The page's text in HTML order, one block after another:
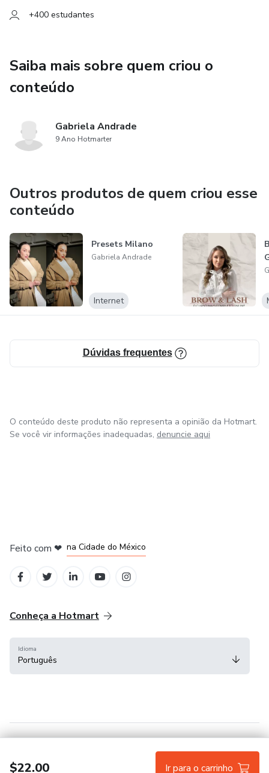
🖋️ Seja para vender, presentear ou tornar sua marca ainda
mais exclusiva, este curso é perfeito para quem quer criar
+400 estudantes
Saiba mais sobre quem criou o
conteúdo
Gabriela Andrade
9 Ano Hotmarter
Outros produtos de quem criou esse
conteúdo
Presets Milano
Gabriela Andrade
Internet
Dúvidas frequentes
$22.00 Ir para o carrinho
O conteúdo deste produto não representa a opinião da Hotmart.
Se você vir informações inadequadas, denuncie aqui
Feito com ❤ na Cidade do México
Conheça a Hotmart
Idioma
Português